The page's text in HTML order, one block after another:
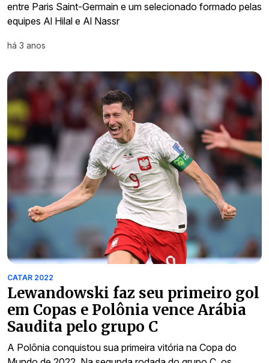
entre Paris Saint-Germain e um selecionado formado pelas
equipes Al Hilal e Al Nassr
há 3 anos
CATAR 2022
Lewandowski faz seu primeiro gol
em Copas e Polônia vence Arábia
Saudita pelo grupo C
A Polônia conquistou sua primeira vitória na Copa do